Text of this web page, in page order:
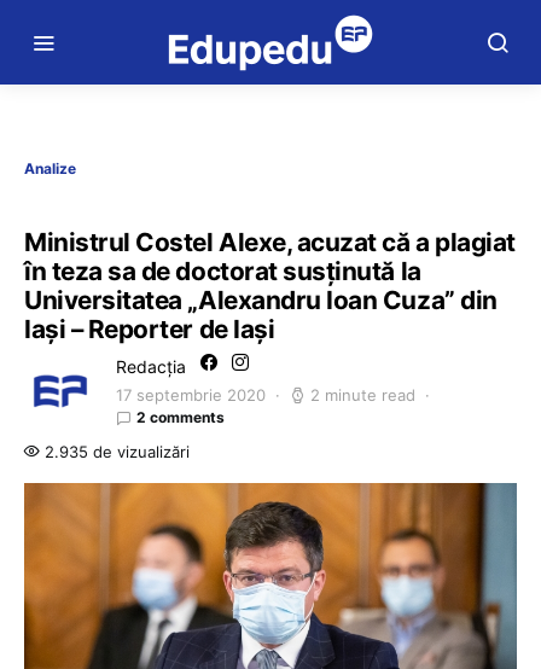
Analize
Ministrul Costel Alexe, acuzat că a plagiat
în teza sa de doctorat susținută la
Universitatea „Alexandru Ioan Cuza” din
Iași – Reporter de Iași
Redacția
17 septembrie 2020 2 minute read
2 comments
2.935 de vizualizări